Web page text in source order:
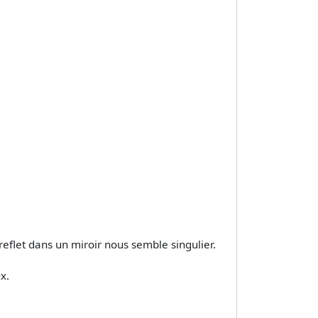
dans un miroir nous semble singulier.